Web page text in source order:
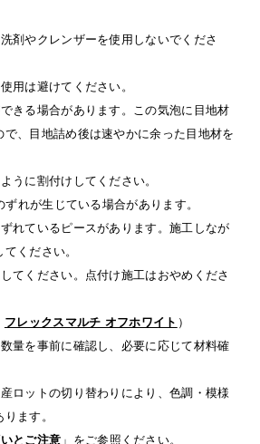
剤やクレンザーを使用しないでくださ
用は避けてください。
きる場合があります。この気泡に目地材
、目地詰め後は速やかに余った目地材を
うに割付けしてください。
れが生じている場合があります。
れているピースがあります。施工しなが
ください。
てください。点付け施工はおやめくださ
フレックスマルチ オフホワイト ）
量を事前に確認し、必要に応じて材料確
ロットの切り替わりにより、色調・模様
ます。
とご注意 」をご参照ください。